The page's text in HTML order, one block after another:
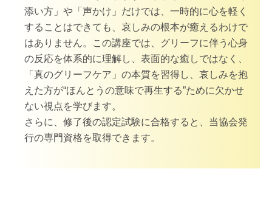
About us
アンバサダー
研修/講演/取材
運営協力金のお願い
遺贈寄付の資料請求
添い方」や「声かけ」だけでは、一時的に心を軽く
することはできても、哀しみの根本が癒えるわけで
はありません。この講座では、グリーフに伴う心身
の反応を体系的に理解し、表面的な癒しではなく、
「真のグリーフケア」の本質を習得し、哀しみを抱
えた方が“ほんとうの意味で再生する”ために欠かせ
ない視点を学びます。
さらに、修了後の認定試験に合格すると、当協会発
行の専門資格を取得できます。